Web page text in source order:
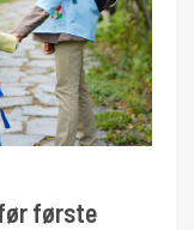
før første